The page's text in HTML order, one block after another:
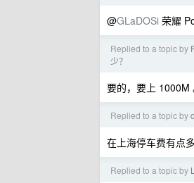
@GLaDOSi 荣耀
Replied to a topic by
少？
要的，要上 1000M
Replied to a topic by
在上海停车费有点
Replied to a topic by